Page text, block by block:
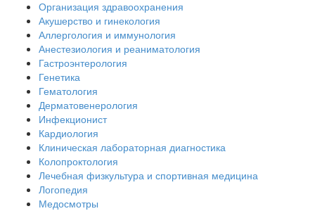
Организация здравоохранения
Акушерство и гинекология
Аллергология и иммунология
Анестезиология и реаниматология
Гастроэнтерология
Генетика
Гематология
Дерматовенерология
Инфекционист
Кардиология
Клиническая лабораторная диагностика
Колопроктология
Лечебная физкультура и спортивная медицина
Логопедия
Медосмотры